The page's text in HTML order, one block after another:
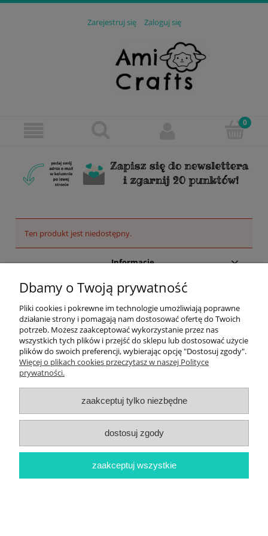
Zarejestruj się Zaloguj się
Ten produkt jest niedostępny.
Informacje
Newsletter
Twoje konto
Płatności i dostawa
pokaż pełną wersję strony
Sklep internetowy Shoper.pl
Dbamy o Twoją prywatność
Pliki cookies i pokrewne im technologie umożliwiają poprawne
działanie strony i pomagają nam dostosować ofertę do Twoich
potrzeb. Możesz zaakceptować wykorzystanie przez nas
wszystkich tych plików i przejść do sklepu lub dostosować użycie
plików do swoich preferencji, wybierając opcję "Dostosuj zgody".
Więcej o plikach cookies przeczytasz w naszej Polityce
prywatności.
zaakceptuj tylko niezbędne
dostosuj zgody
zaakceptuj wszystkie